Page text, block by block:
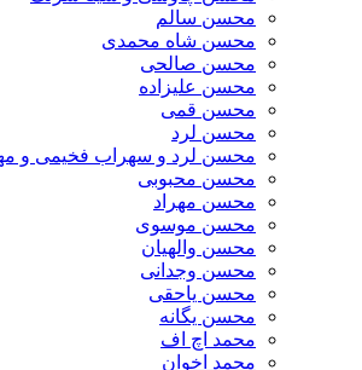
محسن سالم
محسن شاه محمدی
محسن صالحی
محسن علیزاده
محسن قمی
محسن لرد
محسن لرد و سهراب فخیمی و
محسن محبوبی
محسن مهراد
محسن موسوی
محسن والهیان
محسن وجدانی
محسن یاحقی
محسن یگانه
محمد اچ اف
محمد اخوان